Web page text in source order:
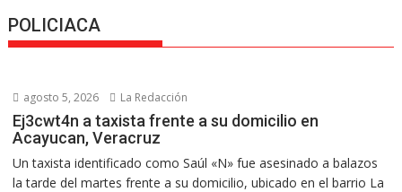
POLICIACA
agosto 5, 2026 La Redacción
Ej3cwt4n a taxista frente a su domicilio en
Acayucan, Veracruz
Un taxista identificado como Saúl «N» fue asesinado a balazos
la tarde del martes frente a su domicilio, ubicado en el barrio La